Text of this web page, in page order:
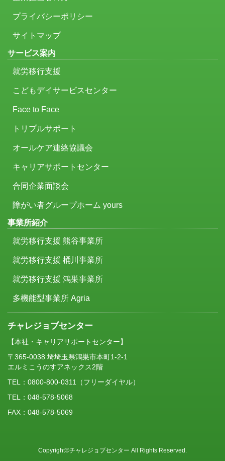
プライバシーポリシー
サイトマップ
サービス案内
就労移行支援
こどもデイサービスセンター
Face to Face
トリプルサポート
オールケア連絡協議会
キャリアサポートセンター
合同企業面談会
障がい者グループホーム yours
事業所紹介
就労移行支援 熊谷事業所
就労移行支援 桶川事業所
就労移行支援 鴻巣事業所
多機能型事業所 Agria
チャレジョブセンター
【本社・キャリアサポートセンター】
〒365-0038 埼埼玉県鴻巣市本町1-2-1
エルミこうのすアネックス2階
TEL： 0800-800-0311
（フリーダイヤル）
TEL：048-578-5068
FAX：048-578-5069
Copyright©チャレジョブセンター All Rights Reserved.